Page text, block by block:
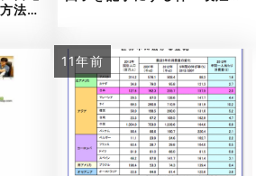
法…
11年前